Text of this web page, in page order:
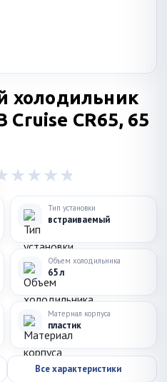
холодильник
Cruise CR65, 65
Тип установки
встраиваемый
Объем холодильника
65 л
Материал корпуса
пластик
Все характеристики